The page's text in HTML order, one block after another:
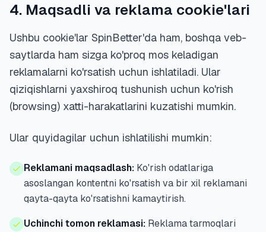
4. Maqsadli va reklama cookie'lari
Ushbu cookie'lar SpinBetter'da ham, boshqa veb-
saytlarda ham sizga ko'proq mos keladigan
reklamalarni ko'rsatish uchun ishlatiladi. Ular
qiziqishlarni yaxshiroq tushunish uchun ko'rish
(browsing) xatti-harakatlarini kuzatishi mumkin.
Ular quyidagilar uchun ishlatilishi mumkin:
Reklamani maqsadlash: Ko'rish odatlariga
asoslangan kontentni ko'rsatish va bir xil reklamani
qayta-qayta ko'rsatishni kamaytirish.
Uchinchi tomon reklamasi: Reklama tarmoqlari